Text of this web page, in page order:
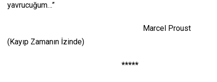
yavrucuğum…”
Marcel Proust
(Kayıp Zamanın İzinde)
*****